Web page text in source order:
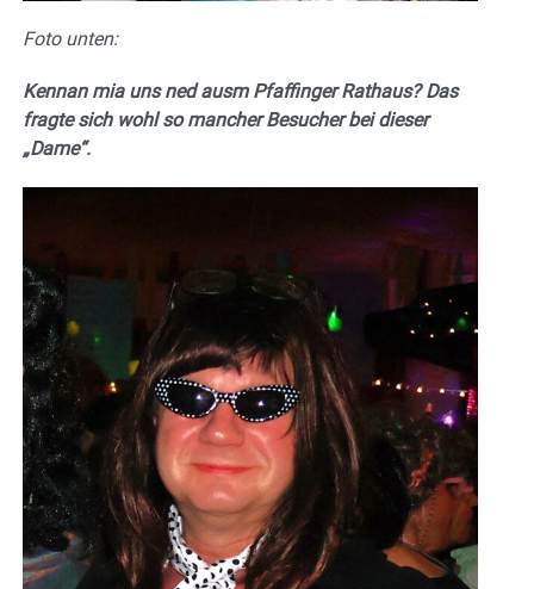
Foto unten:
Kennan mia uns ned ausm Pfaffinger Rathaus? Das
fragte sich wohl so mancher Besucher bei dieser
„Dame“.